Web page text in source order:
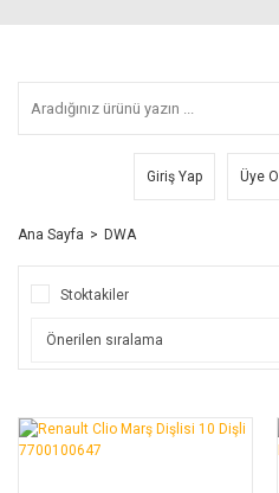
Giriş Yap Üye Ol
Ana Sayfa DWA
Stoktakiler